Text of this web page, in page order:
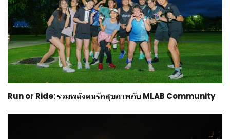
Run or Ride: รวมพลังคนรักสุขภาพกับ MLAB Community